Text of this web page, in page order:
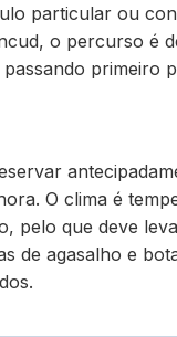
particular ou
o percurso é
primeiro
O clima é
pelo que deve
de agasalho e